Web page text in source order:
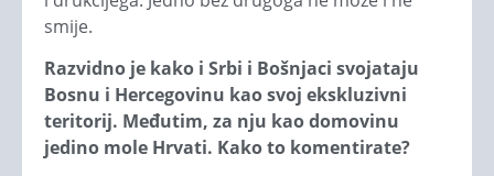
smije.
Razvidno je kako i Srbi i Bošnjaci svojataju
Bosnu i Hercegovinu kao svoj ekskluzivni
teritorij. Međutim, za nju kao domovinu
jedino mole Hrvati. Kako to komentirate?